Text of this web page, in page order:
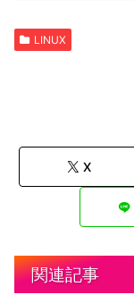
LINUX
X
関連記事